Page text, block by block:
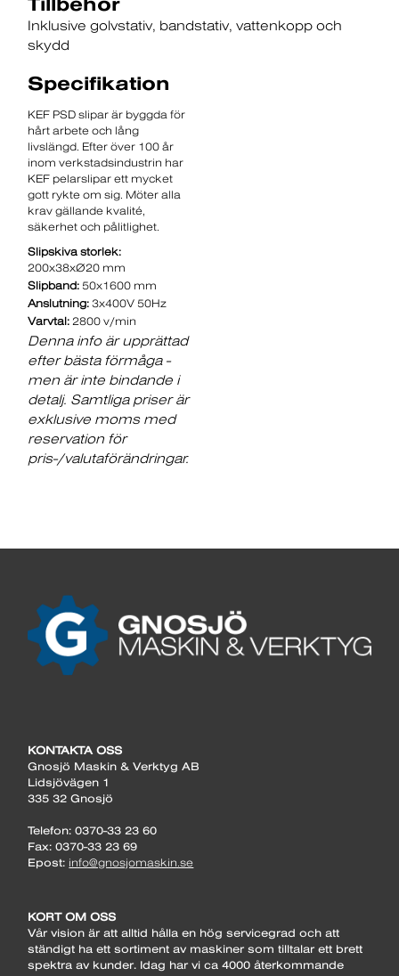
Inklusive golvstativ bandstativ vattenkopp och
skydd
Specifikation
KEF PSD slipar är byggda för
hårt arbete och lång
livslängd. Efter över 100 år
inom verkstadsindustrin har
KEF pelarslipar ett mycket
gott rykte om sig. Möter alla
krav gällande kvalité,
säkerhet och pålitlighet.
Slipskiva storlek:
200x38xØ20 mm
Slipband: 50x1600 mm
Anslutning: 3x400V 50Hz
Varvtal: 2800 v/min
Denna info är upprättad
efter bästa förmåga -
men är inte bindande i
detalj. Samtliga priser är
exklusive moms med
reservation för
pris-/valutaförändringar.
KONTAKTA OSS
Gnosjö Maskin & Verktyg AB
Lidsjövägen 1
335 32 Gnosjö
Telefon: 0370-33 23 60
Fax: 0370-33 23 69
Epost: info@gnosjomaskin.se
KORT OM OSS
Vår vision är att alltid hålla en hög servicegrad och att
ständigt ha ett sortiment av maskiner som tilltalar ett brett
spektra av kunder. Idag har vi ca 4000 återkommande